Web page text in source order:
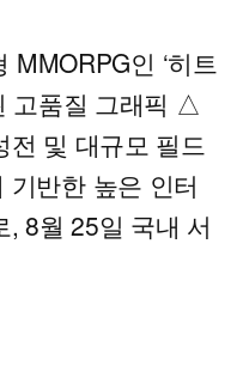
MMORPG인 ‘히트
고품질 그래픽 △
전 및 대규모 필드
반한 높은 인터
, 8월 25일 국내 서